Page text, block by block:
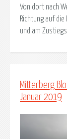
Von dort nach
Richtung auf
und am
Mitterberg
Januar 2019